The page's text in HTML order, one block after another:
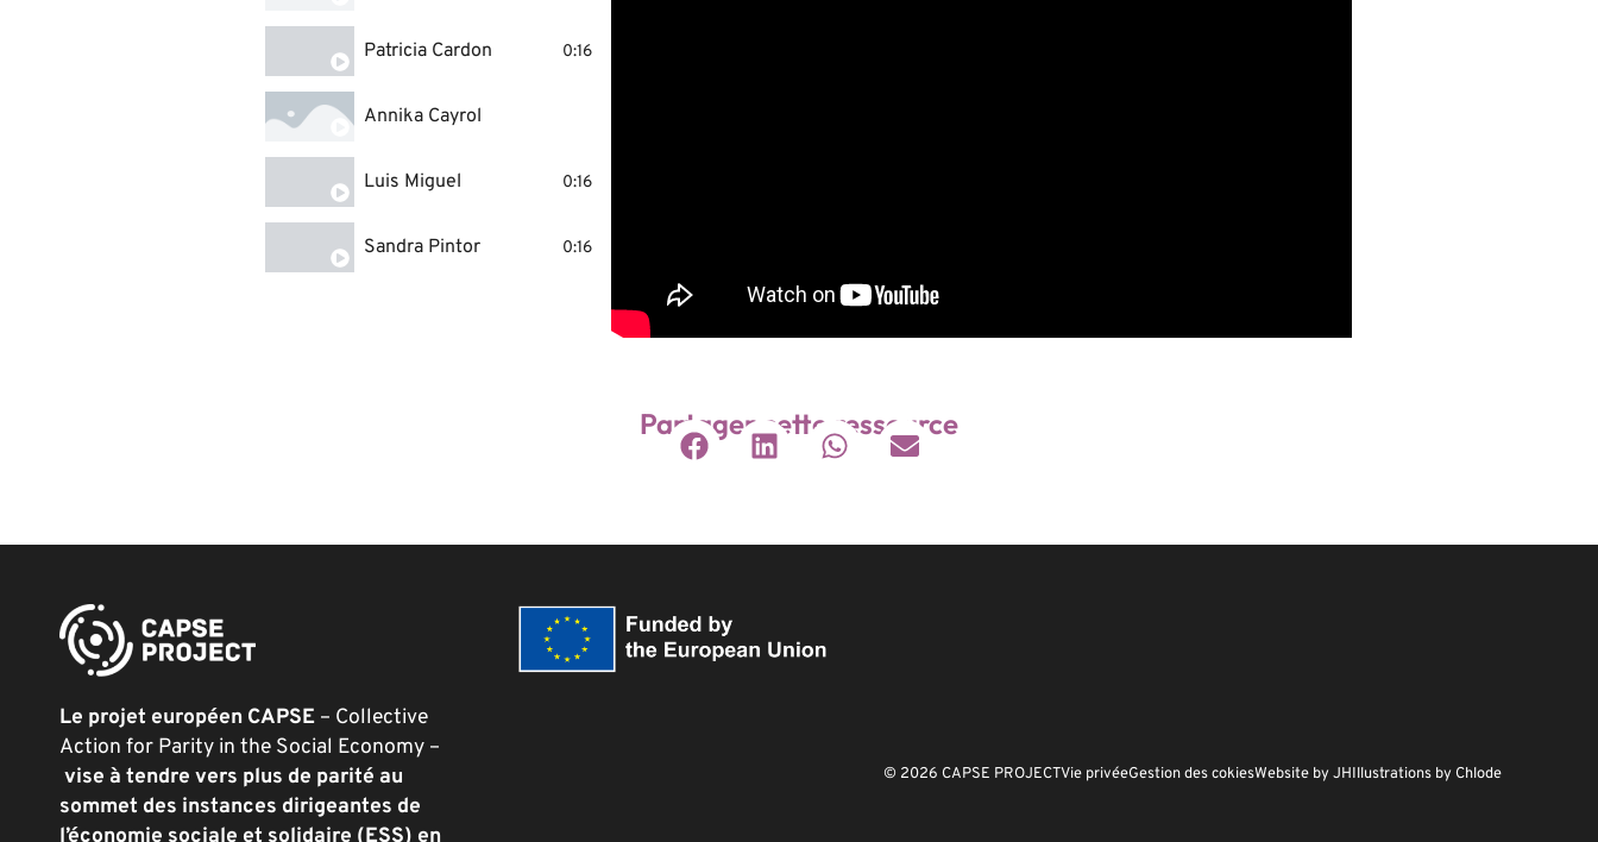
Patricia Cardon 0:16
Annika Cayrol
Luis Miguel 0:16
Sandra Pintor 0:16
Partager cette ressource
Le projet européen CAPSE – Collective
Action for Parity in the Social Economy –
vise à tendre vers plus de parité au
sommet des instances dirigeantes de
© 2026 CAPSE PROJECTVie privéeGestion des cokiesWebsite by JHIllustrations by Chlode